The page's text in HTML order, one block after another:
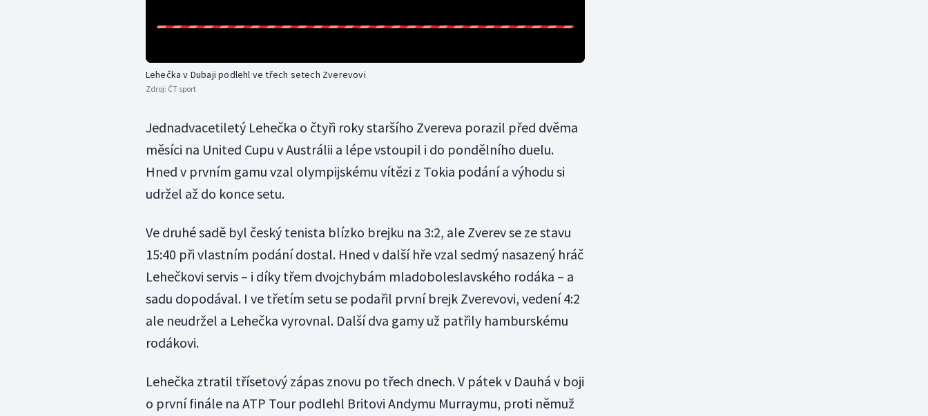
Lehečka v Dubaji podlehl ve třech setech Zverevovi
Zdroj: ČT sport
Jednadvacetiletý Lehečka o čtyři roky staršího Zvereva porazil před dvěma
měsíci na United Cupu v Austrálii a lépe vstoupil i do pondělního duelu.
Hned v prvním gamu vzal olympijskému vítězi z Tokia podání a výhodu si
udržel až do konce setu.
Ve druhé sadě byl český tenista blízko brejku na 3:2, ale Zverev se ze stavu
15:40 při vlastním podání dostal. Hned v další hře vzal sedmý nasazený hráč
Lehečkovi servis – i díky třem dvojchybám mladoboleslavského rodáka – a
sadu dopodával. I ve třetím setu se podařil první brejk Zverevovi, vedení 4:2
ale neudržel a Lehečka vyrovnal. Další dva gamy už patřily hamburskému
rodákovi.
Lehečka ztratil třísetový zápas znovu po třech dnech. V pátek v Dauhá v boji
o první finále na ATP Tour podlehl Britovi Andymu Murraymu, proti němuž